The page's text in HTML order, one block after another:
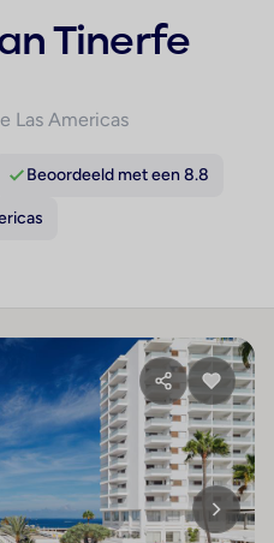
Tinerfe
Las Americas
Beoordeeld met een 8.8